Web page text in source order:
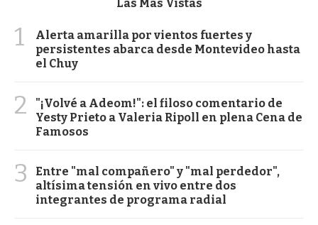
Las Más Vistas
1
Alerta amarilla por vientos fuertes y
persistentes abarca desde Montevideo hasta
el Chuy
2
"¡Volvé a Adeom!": el filoso comentario de
Yesty Prieto a Valeria Ripoll en plena Cena de
Famosos
3
Entre "mal compañero" y "mal perdedor",
altísima tensión en vivo entre dos
integrantes de programa radial